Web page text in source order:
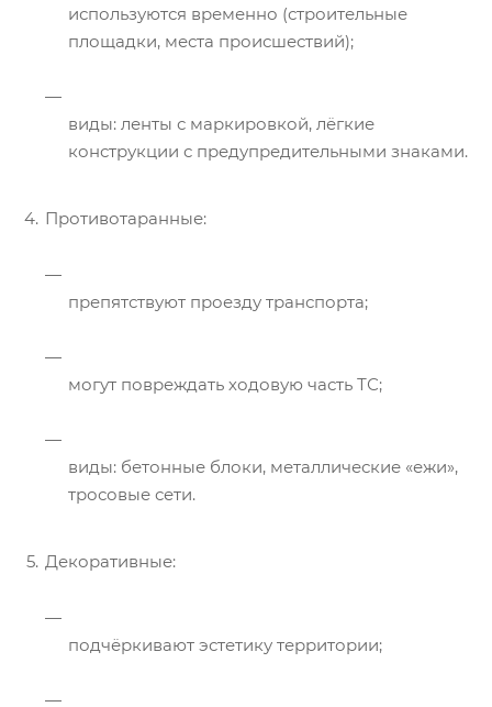
используются временно (строительные
площадки, места происшествий);
виды: ленты с маркировкой, лёгкие
конструкции с предупредительными знаками.
Противотаранные:
препятствуют проезду транспорта;
могут повреждать ходовую часть ТС;
виды: бетонные блоки, металлические «ежи»,
тросовые сети.
Декоративные:
подчёркивают эстетику территории;